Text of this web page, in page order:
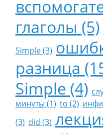
глаголы (5)
Simple (3)
разница
Simple (4)
минуты (1) to (2)
(3) did (3)